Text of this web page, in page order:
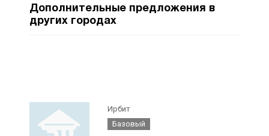
Дополнительные предложения в
других городах
Ирбит
Базовый